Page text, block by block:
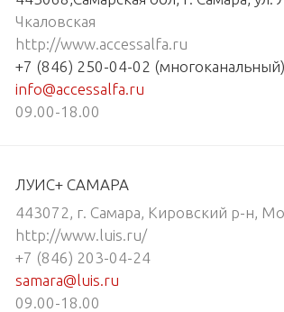
Чкаловская
http://www.accessalfa.ru
+7 (846) 250-04-02 (многоканальный)
info@accessalfa.ru
09.00-18.00
ЛУИС+ CАМАРА
443072, г. Самара, Кировский р-н,
http://www.luis.ru/
+7 (846) 203-04-24
samara@luis.ru
09.00-18.00